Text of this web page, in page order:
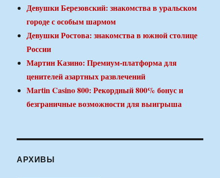
Девушки Березовский: знакомства в уральском
городе с особым шармом
Девушки Ростова: знакомства в южной столице
России
Мартин Казино: Премиум-платформа для
ценителей азартных развлечений
Martin Casino 800: Рекордный 800% бонус и
безграничные возможности для выигрыша
АРХИВЫ